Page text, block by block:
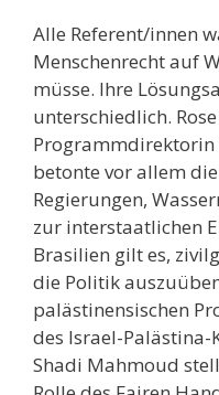
Alle Referent/innen
Menschenrecht auf
müsse. Ihre
unterschiedlich.
Programmdirektorin
betonte vor allem
Regierungen,
zur interstaatlichen
Brasilien gilt es,
die Politik
palästinensischen
des Israel-Palästina-
Shadi Mahmoud